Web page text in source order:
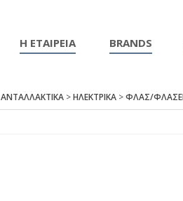
Η ΕΤΑΙΡΕΙΑ BRANDS
ΑΝΤΑΛΛΑΚΤΙΚΑ>ΗΛΕΚΤΡΙΚΑ>ΦΛΑΣ/